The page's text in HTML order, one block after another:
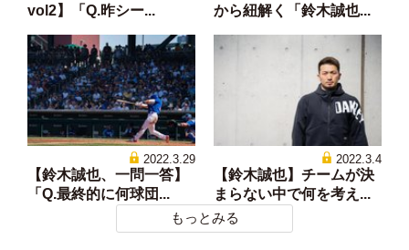
vol2】「Q.昨シー...
から紐解く「鈴木誠也...
2022.3.29
【鈴木誠也、一問一答】
「Q.最終的に何球団...
2022.3.4
【鈴木誠也】チームが決
まらない中で何を考え...
もっとみる